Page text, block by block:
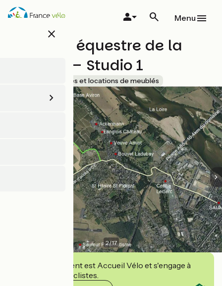
Aller
au
close
Menu
Domaine équestre de la
Chênaie – Studio 1
Gîtes et locations de meublés
2/17
Cet établissement est Accueil Vélo et s'engage à
accueillir des cyclistes.